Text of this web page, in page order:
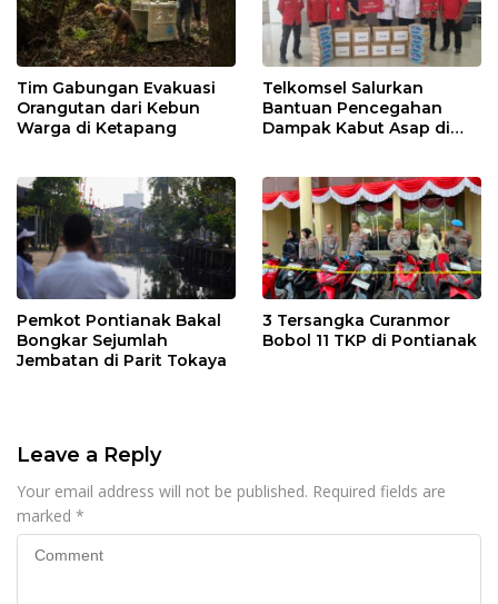
Tim Gabungan Evakuasi
Orangutan dari Kebun
Warga di Ketapang
Telkomsel Salurkan
Bantuan Pencegahan
Dampak Kabut Asap di
Pemkot Pontianak Bakal
Bongkar Sejumlah
Jembatan di Parit Tokaya
3 Tersangka Curanmor
Bobol 11 TKP di Pontianak
Leave a Reply
Your email address will not be published. Required fields are
marked *